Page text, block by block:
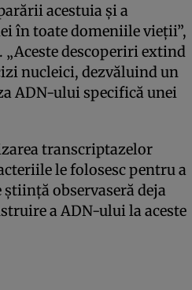
acestuia și a
în toate domeniile vieții”,
descoperiri extind
nucleici, dezvăluind un
ADN-ului specifică unei
transcriptazelor
le folosesc pentru a
observaseră deja
a ADN-ului la aceste